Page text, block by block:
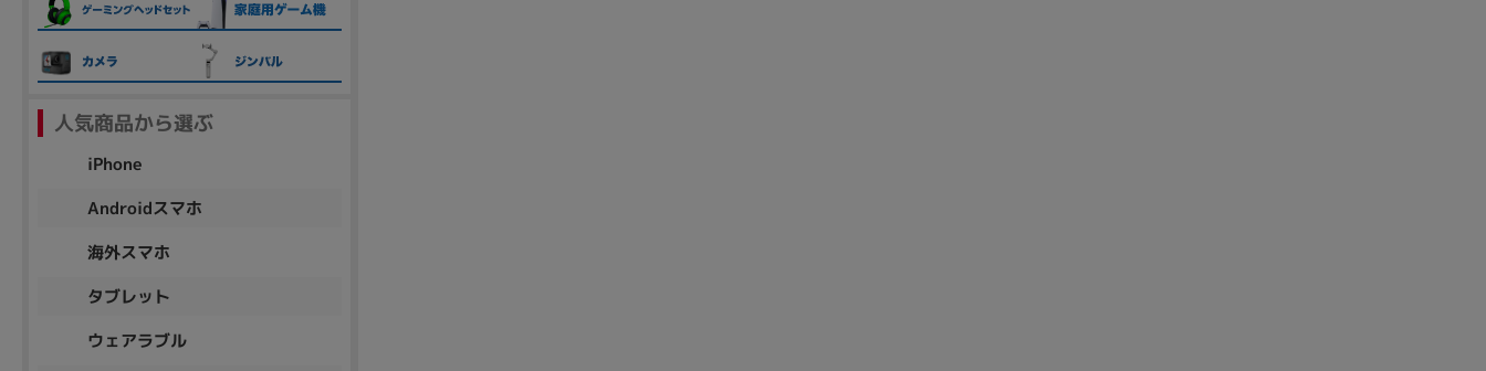
人気商品から選ぶ
iPhone
Androidスマホ
海外スマホ
タブレット
ウェアラブル
各項目のチェックボックスは「or検索」となります。